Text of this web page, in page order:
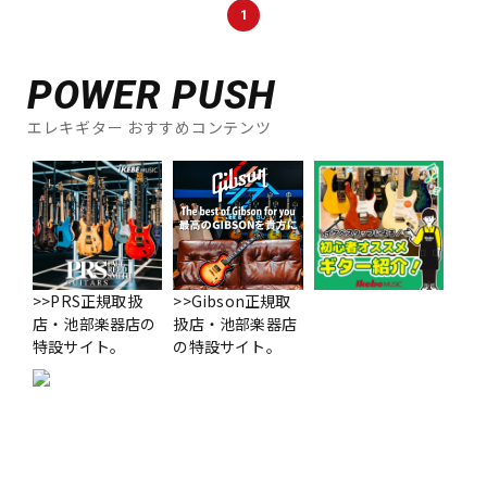
1
POWER PUSH
エレキギター おすすめコンテンツ
>>PRS正規取扱
店・池部楽器店の
特設サイト。
>>Gibson正規取
扱店・池部楽器店
の特設サイト。